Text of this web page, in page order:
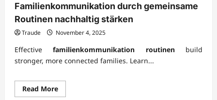
Familienkommunikation durch gemeinsame
Routinen nachhaltig stärken
Traude November 4, 2025
Effectivefamilienkommunikation routinenbuild
stronger, more connected families. Learn...
Read MoreRead
more